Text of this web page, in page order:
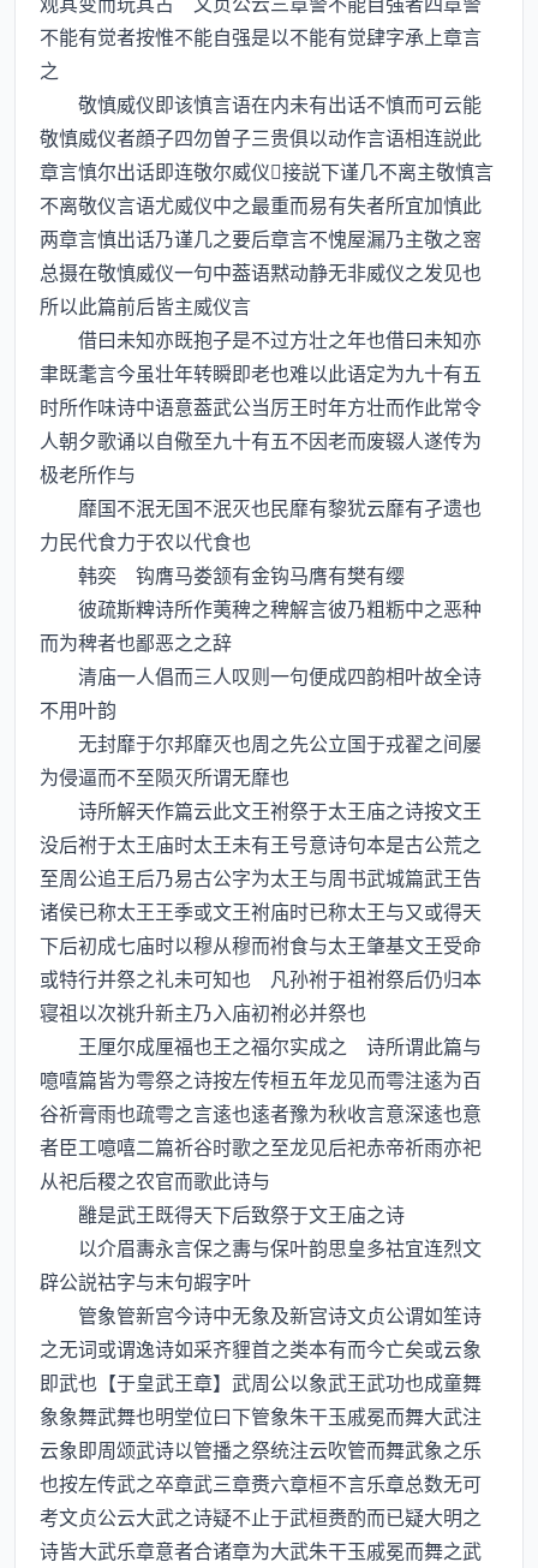
不能有觉者按惟不能自强是以不能有觉肆字承上章言
之
敬慎威仪即该慎言语在内未有出话不慎而可云能
敬慎威仪者顔子四勿曽子三贵俱以动作言语相连説此
章言慎尔出话即连敬尔威仪接説下谨几不离主敬慎言
不离敬仪言语尤威仪中之最重而易有失者所宜加慎此
两章言慎出话乃谨几之要后章言不愧屋漏乃主敬之宻
总摄在敬慎威仪一句中葢语黙动静无非威仪之发见也
所以此篇前后皆主威仪言
借曰未知亦既抱子是不过方壮之年也借曰未知亦
聿既耄言今虽壮年转瞬即老也难以此语定为九十有五
时所作味诗中语意葢武公当厉王时年方壮而作此常令
人朝夕歌诵以自儆至九十有五不因老而废辍人遂传为
极老所作与
靡国不泯无国不泯灭也民靡有黎犹云靡有孑遗也
力民代食力于农以代食也
韩奕 钩膺马娄颔有金钩马膺有樊有缨
彼疏斯粺诗所作荑稗之稗解言彼乃粗粝中之恶种
而为稗者也鄙恶之之辞
清庙一人倡而三人叹则一句便成四韵相叶故全诗
不用叶韵
无封靡于尔邦靡灭也周之先公立国于戎翟之间屡
为侵逼而不至陨灭所谓无靡也
诗所解天作篇云此文王祔祭于太王庙之诗按文王
没后祔于太王庙时太王未有王号意诗句本是古公荒之
至周公追王后乃易古公字为太王与周书武城篇武王告
诸侯已称太王王季或文王祔庙时已称太王与又或得天
下后初成七庙时以穆从穆而袝食与太王肇基文王受命
或特行并祭之礼未可知也 凡孙祔于祖祔祭后仍归本
寝祖以次祧升新主乃入庙初祔必并祭也
王厘尔成厘福也王之福尔实成之 诗所谓此篇与
噫嘻篇皆为雩祭之诗按左传桓五年龙见而雩注逺为百
谷祈膏雨也疏雩之言逺也逺者豫为秋收言意深逺也意
者臣工噫嘻二篇祈谷时歌之至龙见后祀赤帝祈雨亦祀
从祀后稷之农官而歌此诗与
雝是武王既得天下后致祭于文王庙之诗
以介眉夀永言保之夀与保叶韵思皇多祜宜连烈文
辟公説祜字与末句嘏字叶
管象管新宫今诗中无象及新宫诗文贞公谓如笙诗
之无词或谓逸诗如采齐貍首之类本有而今亡矣或云象
即武也【于皇武王章】武周公以象武王武功也成童舞
象象舞武舞也明堂位曰下管象朱干玉戚冕而舞大武注
云象即周颂武诗以管播之祭统注云吹管而舞武象之乐
也按左传武之卒章武三章赉六章桓不言乐章总数无可
考文贞公云大武之诗疑不止于武桓赉酌而已疑大明之
诗皆大武乐章意者合诸章为大武朱干玉戚冕而舞之武